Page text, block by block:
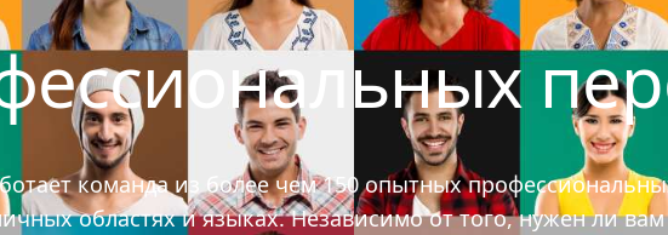
команда из более чем 150 опытных
областях и языках. Независимо от того, нужен ли вам